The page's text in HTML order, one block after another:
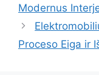
Modernus
Proceso Eiga ir